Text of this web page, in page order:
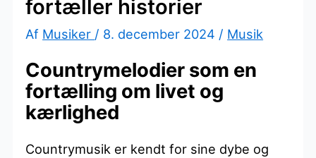
fortæller historier
Af Musiker / 8. december 2024 / Musik
Countrymelodier som en
fortælling om livet og
kærlighed
Countrymusik er kendt for sine dybe og